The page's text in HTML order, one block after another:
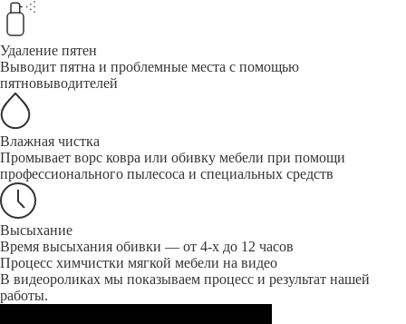
Удаление пятен
Выводит пятна и проблемные места с помощью
пятновыводителей
Влажная чистка
Промывает ворс ковра или обивку мебели при помощи
профессионального пылесоса и специальных средств
Высыхание
Время высыхания обивки — от 4-х до 12 часов
Процесс химчистки мягкой мебели на видео
В видеороликах мы показываем процесс и результат нашей
работы.